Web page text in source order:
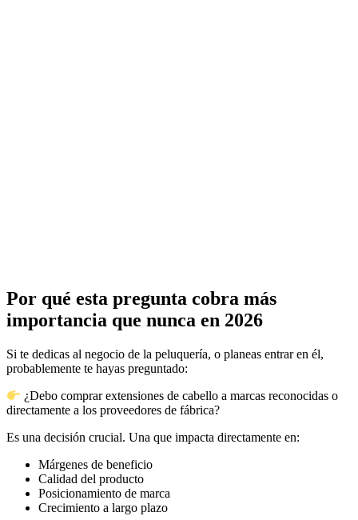
Por qué esta pregunta cobra más
importancia que nunca en 2026
Si te dedicas al negocio de la peluquería, o planeas entrar en él,
probablemente te hayas preguntado:
¿Debo comprar extensiones de cabello a marcas reconocidas o
directamente a los proveedores de fábrica?
Es una decisión crucial. Una que impacta directamente en:
Márgenes de beneficio
Calidad del producto
Posicionamiento de marca
Crecimiento a largo plazo